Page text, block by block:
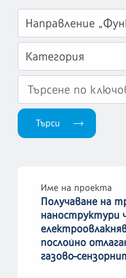
Име на проекта
Получаване на
наноструктури
послойно
газово-